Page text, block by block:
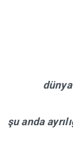
şu anda